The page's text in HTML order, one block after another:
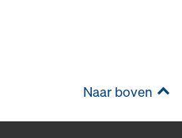
Naar boven